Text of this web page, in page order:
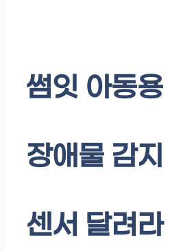
썸잇 아동용
장애물 감지
센서 달려라